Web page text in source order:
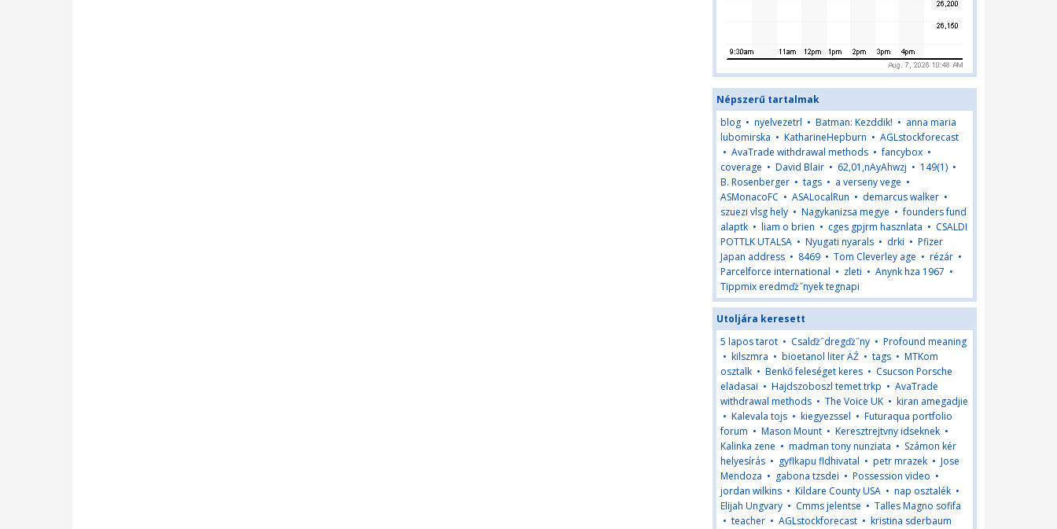
Népszerű tartalmak
blog • nyelvezetrl • Batman: Kezddik! • anna maria
lubomirska • KatharineHepburn • AGLstockforecast
• AvaTrade withdrawal methods •fancybox •
coverage • David Blair • 62,01,nAyAhwzj • 149(1) •
B. Rosenberger • tags • a verseny vege •
ASMonacoFC • ASALocalRun • demarcus walker •
szuezi vlsg hely • Nagykanizsa megye •founders fund
alaptk • liam o brien • cges gpjrm hasznlata • CSALDI
POTTLK UTALSA • Nyugati nyarals • drki • Pfizer
Japan address • 8469 • Tom Cleverley age • rézár •
Parcelforce international • zleti • Anynk hza 1967 •
Tippmix eredmďż˝nyek tegnapi
Utoljára keresett
5 lapos tarot • Csalďż˝dregďż˝ny • Profound meaning
• kilszmra • bioetanol liter ÄŹ • tags • MTKom
osztalk • Benkő feleséget keres • Csucson Porsche
eladasai • Hajdszoboszl temet trkp • AvaTrade
withdrawal methods • The Voice UK • kiran amegadjie
• Kalevala tojs • kiegyezssel • Futuraqua portfolio
forum • Mason Mount • Keresztrejtvny idseknek •
Kalinka zene • madman tony nunziata • Számon kér
helyesírás • gyflkapu fldhivatal • petr mrazek • Jose
Mendoza • gabona tzsdei • Possession video •
jordan wilkins • Kildare County USA • nap osztalék •
Elijah Ungvary • Cmms jelentse • Talles Magno sofifa
• teacher • AGLstockforecast • kristina sderbaum